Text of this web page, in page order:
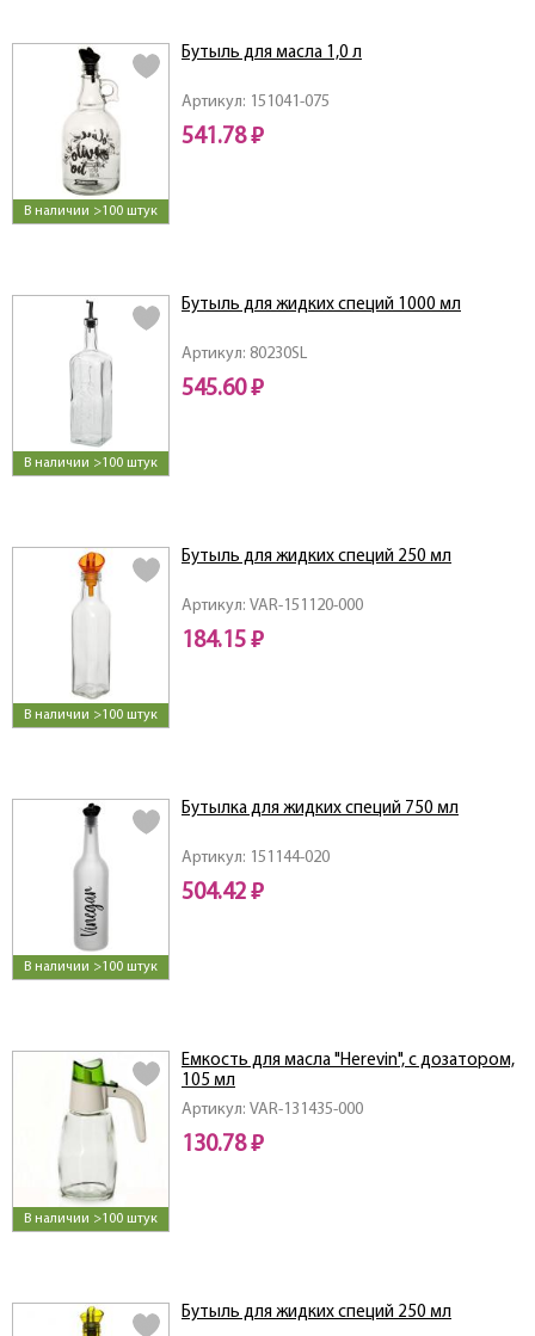
В наличии >100 штук
Артикул: 151041-075
Бутыль для масла 1,0 л
541.78 ₽
В наличии >100 штук
Артикул: 80230SL
Бутыль для жидких специй 1000 мл
545.60 ₽
В наличии >100 штук
Артикул: VAR-151120-000
Бутыль для жидких специй 250 мл
184.15 ₽
В наличии >100 штук
Артикул: 151144-020
Бутылка для жидких специй 750 мл
504.42 ₽
В наличии >100 штук
Артикул: VAR-131435-000
Емкость для масла "Herevin", с дозатором,
105 мл
130.78 ₽
Бутыль для жидких специй 250 мл